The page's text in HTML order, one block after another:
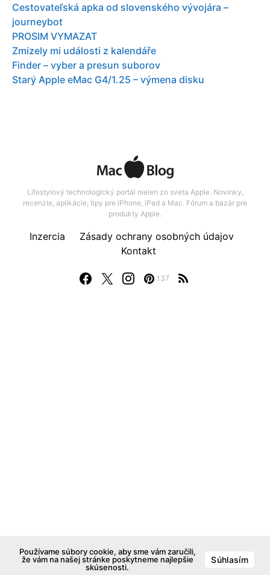
Cestovateľská apka od slovenského vývojára –
journeybot
PROSIM VYMAZAT
Zmizely mi události z kalendáře
Finder – vyber a presun suborov
Starý Apple eMac G4/1.25 – výmena disku
Lifestylový technologický portál nielen zo sveta Apple. Novinky,
recenzie, aplikácie, tipy pre iPhone, iPad a Mac. Fórum a bazár pre
produkty Apple.
137
Inzercia
Zásady ochrany osobných údajov
Kontakt
Používame súbory cookie, aby sme vám zaručili,
že vám na našej stránke poskytneme najlepšie
skúsenosti.
Súhlasím